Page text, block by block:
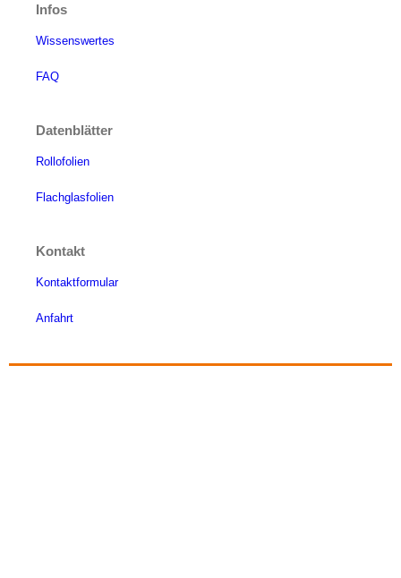
Infos
Wissenswertes
FAQ
Datenblätter
Rollofolien
Flachglasfolien
Kontakt
Kontaktformular
Anfahrt